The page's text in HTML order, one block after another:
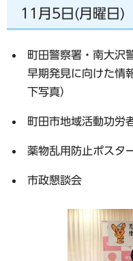
11月5日(月曜日)
町田警察署・南大沢
早期発見に向けた情
下写真）
町田市地域活動功労
薬物乱用防止ポスタ
市政懇談会